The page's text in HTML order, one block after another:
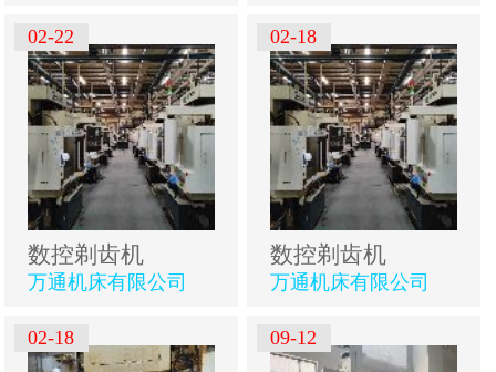
02-22
数控剃齿机
万通机床有限公司
02-18
数控剃齿机
万通机床有限公司
02-18 09-12